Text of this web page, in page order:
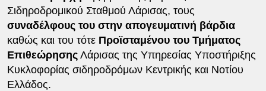
Σιδηροδρομικού Σταθμού Λάρισας, τους
συναδέλφους του στην απογευματινή βάρδια
καθώς και του τότε Προϊσταμένου του Τμήματος
ΕπιθεώρησηςΛάρισας της Υπηρεσίας Υποστήριξης
Κυκλοφορίας σιδηροδρόμων Κεντρικής και Νοτίου
Ελλάδος.